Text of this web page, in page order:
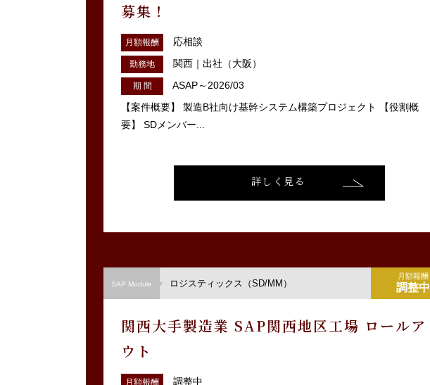
募集！
月額報酬 応相談
勤務地 関西｜出社（大阪）
期 間
ASAP～2026/03
【案件概要】 製造B社向け基幹システム構築プロジェクト 【役割概
要】 SDメンバー...
詳しく見る
SAP Module ロジスティックス（SD/MM）
月額報酬
調整中
関西大手製造業 SAP関西地区工場 ロールア
ウト
月額報酬 調整中